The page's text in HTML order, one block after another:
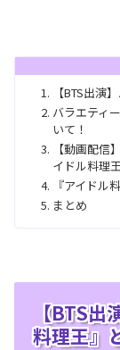
【BTS出演
バラエティ
いて！
【動画配信
イドル料理
『アイドル
まとめ
【BTS出
料理王』